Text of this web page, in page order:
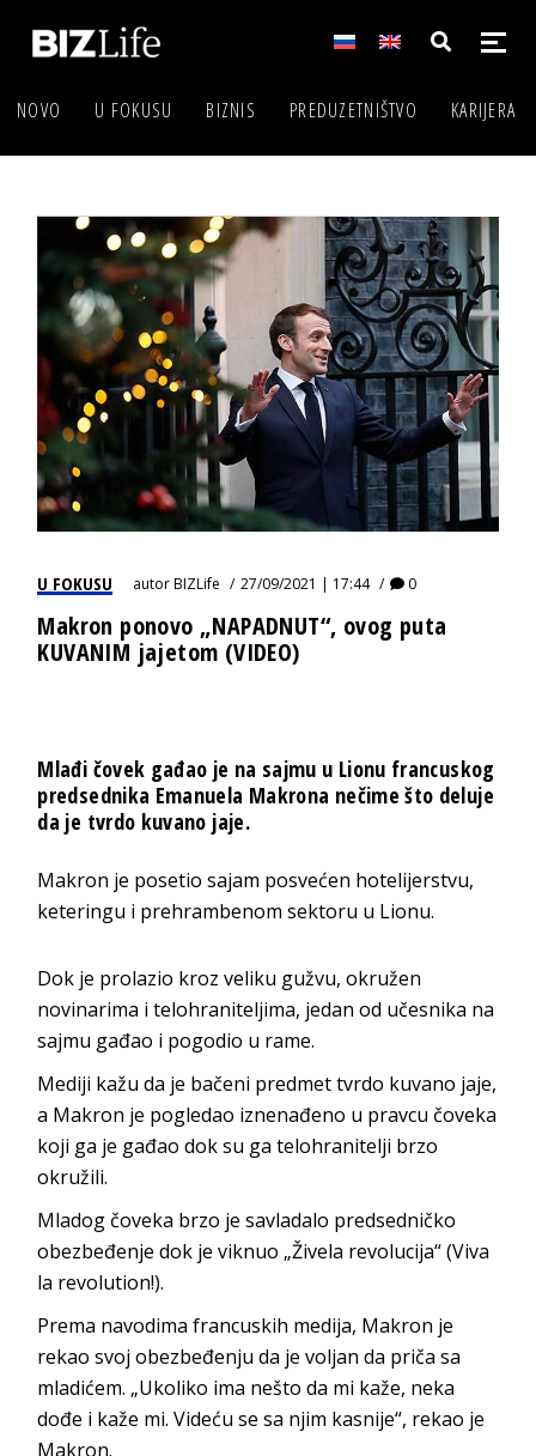
NOVO U FOKUSU BIZNIS PREDUZETNIŠTVO KARIJERA
U FOKUSU autorBIZLife 27/09/2021 | 17:44 0
Makron ponovo „NAPADNUT“, ovog puta
KUVANIM jajetom (VIDEO)
Mlađi čovek gađao je na sajmu u Lionu francuskog
predsednika Emanuela Makrona nečime što deluje
da je tvrdo kuvano jaje.
Makron je posetio sajam posvećen hotelijerstvu,
keteringu i prehrambenom sektoru u Lionu.
Dok je prolazio kroz veliku gužvu, okružen
novinarima i telohraniteljima, jedan od učesnika na
sajmu gađao i pogodio u rame.
Mediji kažu da je bačeni predmet tvrdo kuvano jaje,
a Makron je pogledao iznenađeno u pravcu čoveka
koji ga je gađao dok su ga telohranitelji brzo
okružili.
Mladog čoveka brzo je savladalo predsedničko
obezbeđenje dok je viknuo „Živela revolucija“ (Viva
la revolution!).
Prema navodima francuskih medija, Makron je
rekao svoj obezbeđenju da je voljan da priča sa
mladićem. „Ukoliko ima nešto da mi kaže, neka
dođe i kaže mi. Videću se sa njim kasnije“, rekao je
Makron.